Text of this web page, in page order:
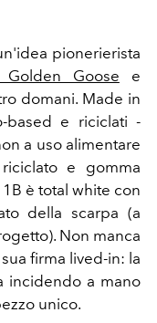
pionerierista
Goose e
domani. Made in
based e riciclati -
a uso alimentare
e gomma
B è total white con
della scarpa (a
Non manca
firma lived-in: l a
incidendo a mano
unico.